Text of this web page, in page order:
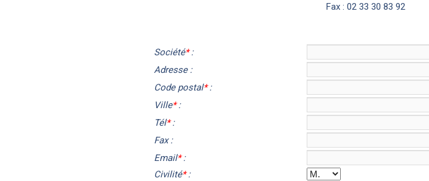
Fax : 02 33 30 83 92
Société*:
Adresse :
Code postal*:
Ville*:
Tél*:
Fax :
Email*:
Civilité*: